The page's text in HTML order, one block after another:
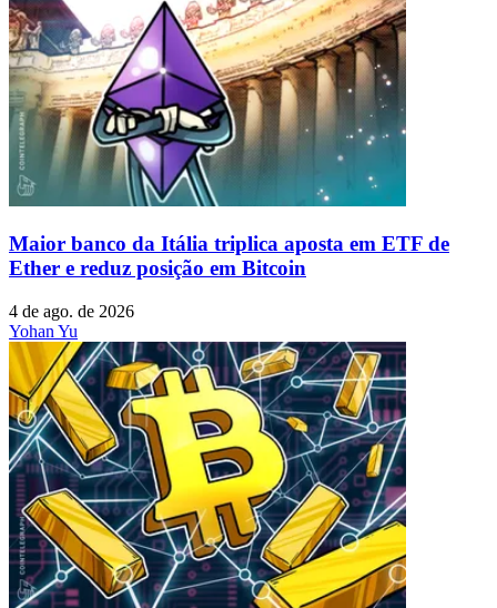
Maior banco da Itália triplica aposta em ETF de
Ether e reduz posição em Bitcoin
4 de ago. de 2026
Yohan Yu